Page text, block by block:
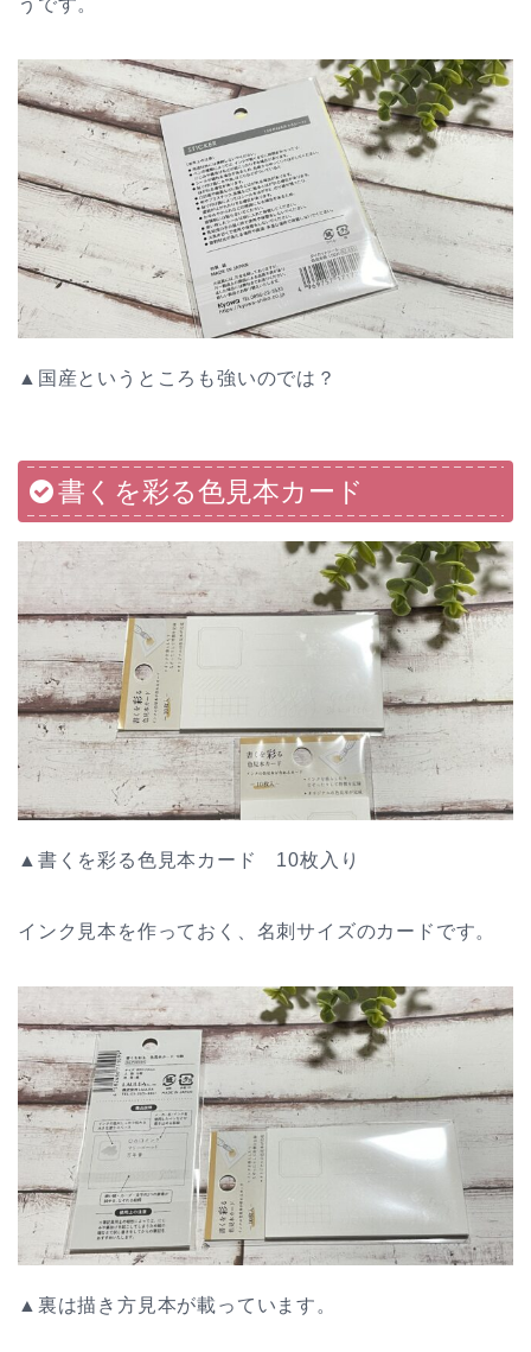
うです。
▲国産というところも強いのでは？
書くを彩る色見本カード
▲書くを彩る色見本カード 10枚入り
インク見本を作っておく、名刺サイズのカードです。
▲裏は描き方見本が載っています。